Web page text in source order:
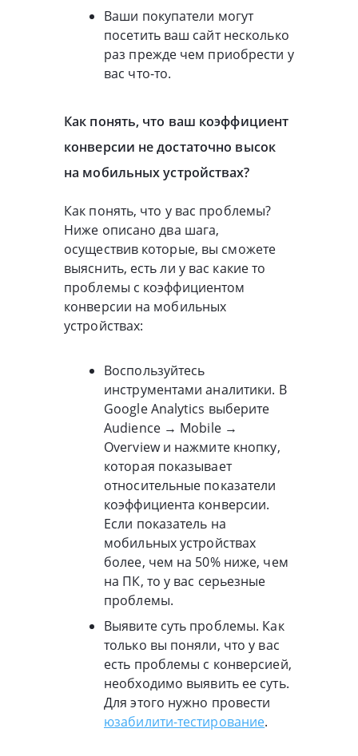
Ваши покупатели могут
посетить ваш сайт несколько
раз прежде чем приобрести у
вас что-то.
Как понять, что ваш коэффициент
конверсии не достаточно высок
на мобильных устройствах?
Как понять, что у вас проблемы?
Ниже описано два шага,
осуществив которые, вы сможете
выяснить, есть ли у вас какие то
проблемы с коэффициентом
конверсии на мобильных
устройствах:
Воспользуйтесь
инструментами аналитики. В
Google Analytics выберите
Audience → Mobile →
Overview и нажмите кнопку,
которая показывает
относительные показатели
коэффициента конверсии.
Если показатель на
мобильных устройствах
более, чем на 50% ниже, чем
на ПК, то у вас серьезные
проблемы.
Выявите суть проблемы. Как
только вы поняли, что у вас
есть проблемы с конверсией,
необходимо выявить ее суть.
Для этого нужно провести
юзабилити-тестирование.